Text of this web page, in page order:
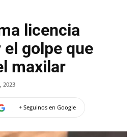
licencia
golpe que
maxilar
2023
+ Seguinos en Google